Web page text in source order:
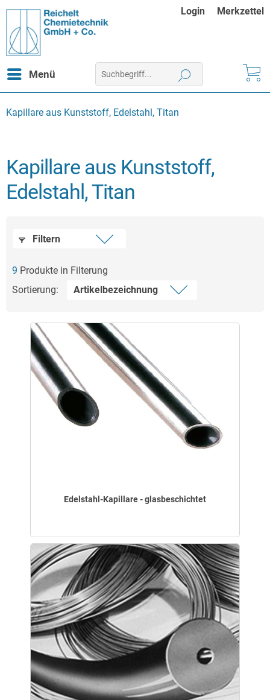
Login Merkzettel
Menü
Kapillare aus Kunststoff, Edelstahl, Titan
Kapillare aus Kunststoff,
Edelstahl, Titan
Filtern
9 Produkte in Filterung
Sortierung:
Edelstahl-Kapillare - glasbeschichtet